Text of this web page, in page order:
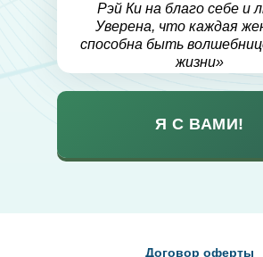
Рэй Ки на благо себе и
Уверена, что каждая
способна быть
жизни»
Я С ВАМИ!
Договор оферты